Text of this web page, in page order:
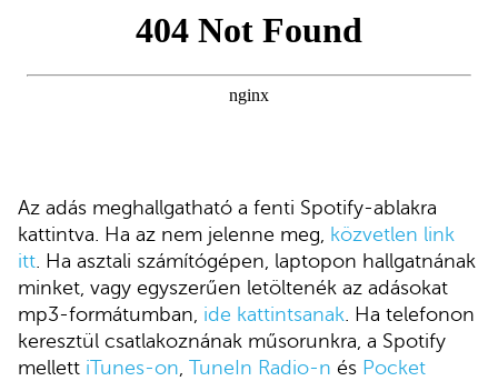
Az adás meghallgatható a fenti Spotify-ablakra
kattintva. Ha az nem jelenne meg, közvetlen link
itt. Ha asztali számítógépen, laptopon hallgatnának
minket, vagy egyszerűen letöltenék az adásokat
mp3-formátumban, ide kattintsanak. Ha telefonon
keresztül csatlakoznának műsorunkra, a Spotify
mellett iTunes-on, TuneIn Radio-n és Pocket